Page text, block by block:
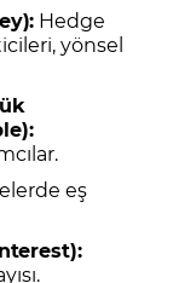
Hedge
yönsel
eş